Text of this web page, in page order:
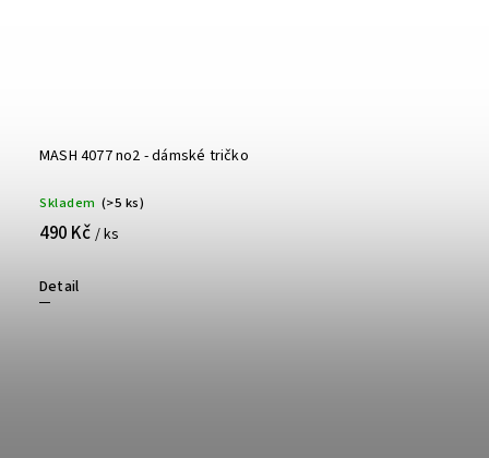
MASH 4077 no2 - dámské tričko
Skladem (>5 ks)
490 Kč / ks
Detail